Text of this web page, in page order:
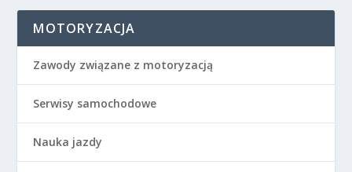
MOTORYZACJA
Zawody związane z motoryzacją
Serwisy samochodowe
Nauka jazdy